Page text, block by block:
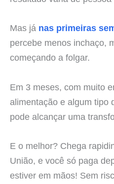
Mas já nas primeiras
percebe menos inchaço,
começando a folgar.
Em 3 meses, com muito
alimentação e algum tipo
pode alcançar uma
E o melhor? Chega
União, e você só paga
estiver em mãos! Sem